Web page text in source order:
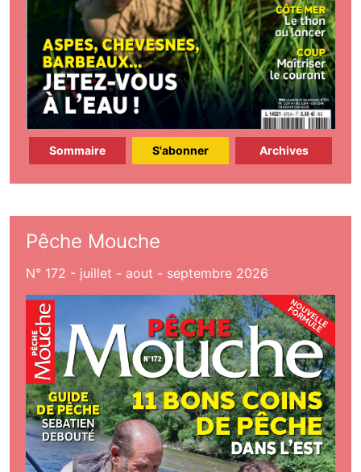
Sommaire S'abonner Archives
Pêche Mouche
N° 172 - juillet - aout - septembre 2026